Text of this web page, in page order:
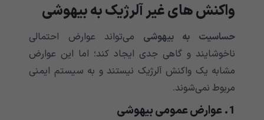
واکنش های غیر آلرژیک به بیهوشی
حساسیت به بیهوشی می‌‌‌‌‌‌‌‌‌‌‌‌‌‌‌‌‌‌‌‌‌‌‌‌‌‌‌‌‌‌‌‌‌‌‌‌‌‌‌‌‌‌‌تواند عوارض احتمالی
ناخوشایند و گاهی جدی ایجاد کند؛ اما این عوارض
مشابه یک واکنش آلرژیک نیستند و به سیستم ایمنی
مربوط نمی‌‌‌‌‌‌‌‌‌‌‌‌‌‌‌‌‌‌‌‌‌‌‌‌‌‌‌‌‌‌‌‌‌‌‌‌‌‌‌‌‌‌‌شوند.
1. عوارض عمومی بیهوشی